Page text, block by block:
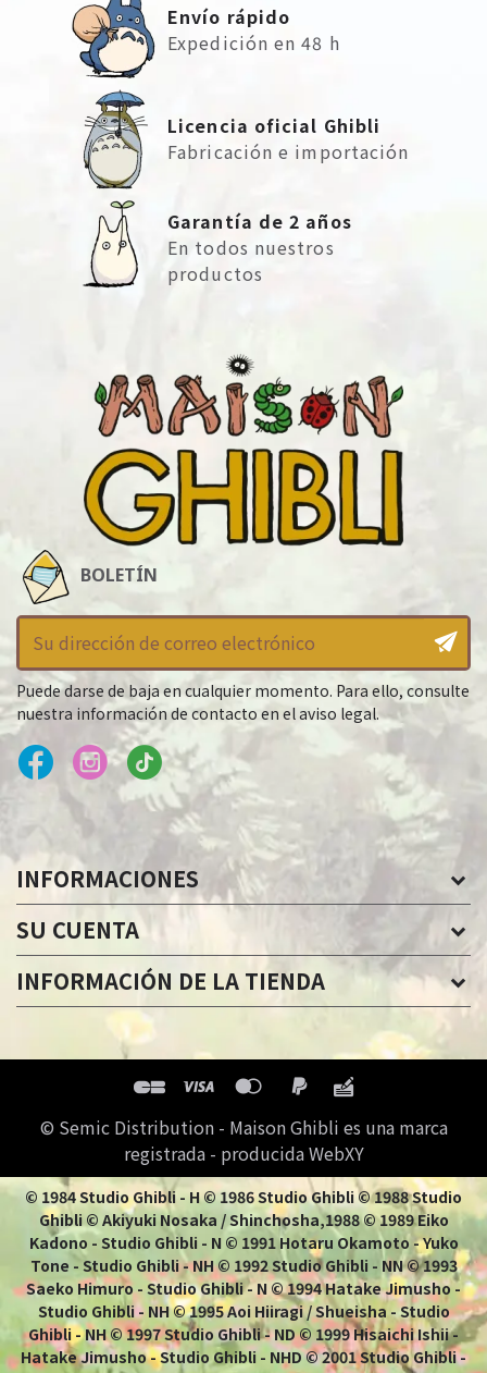
Envío rápido
Expedición en 48 h
Licencia oficial Ghibli
Fabricación e importación
Garantía de 2 años
En todos nuestros
productos
BOLETÍN
Puede darse de baja en cualquier momento. Para ello, consulte
nuestra información de contacto en el aviso legal.
INFORMACIONES
SU CUENTA
INFORMACIÓN DE LA TIENDA
© Semic Distribution - Maison Ghibli es una marca
registrada - producida WebXY
© 1984 Studio Ghibli - H © 1986 Studio Ghibli © 1988 Studio
Ghibli © Akiyuki Nosaka / Shinchosha,1988 © 1989 Eiko
Kadono - Studio Ghibli - N © 1991 Hotaru Okamoto - Yuko
Tone - Studio Ghibli - NH © 1992 Studio Ghibli - NN © 1993
Saeko Himuro - Studio Ghibli - N © 1994 Hatake Jimusho -
Studio Ghibli - NH © 1995 Aoi Hiiragi / Shueisha - Studio
Ghibli - NH © 1997 Studio Ghibli - ND © 1999 Hisaichi Ishii -
Hatake Jimusho - Studio Ghibli - NHD © 2001 Studio Ghibli -